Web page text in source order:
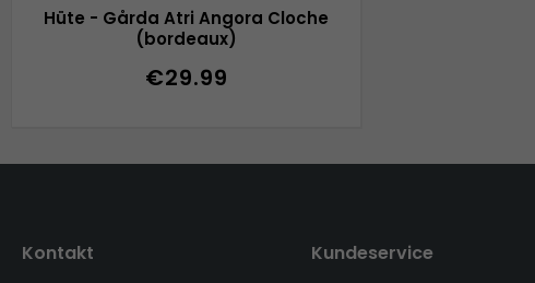
Hüte - Gårda Atri Angora Cloche
(bordeaux)
€29.99
Kontakt Kundeservice